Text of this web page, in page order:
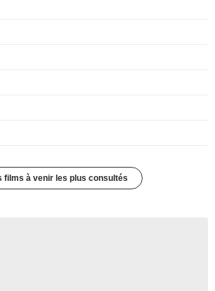
films à venir les plus consultés